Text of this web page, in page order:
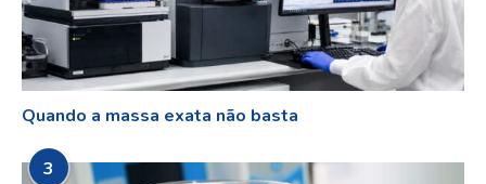
Quando a massa exata não basta
3